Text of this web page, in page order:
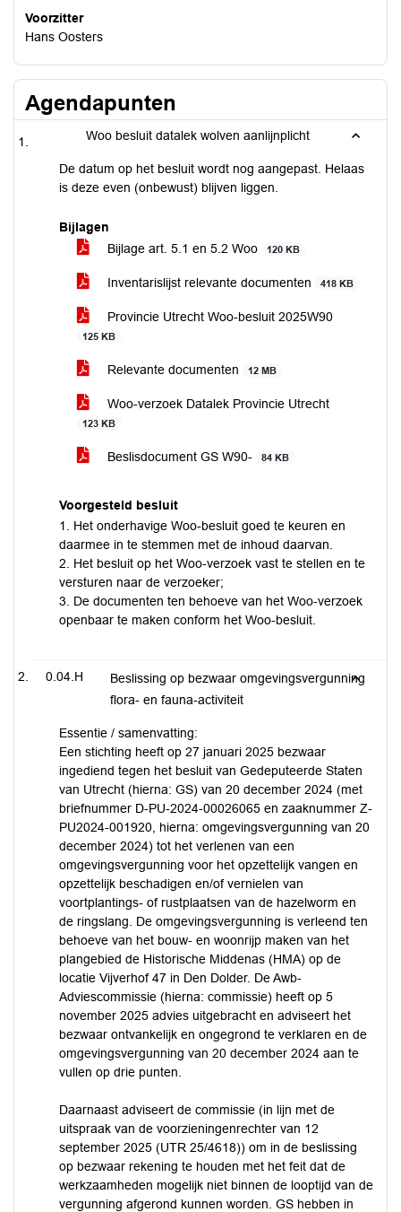
Voorzitter
Hans Oosters
Agendapunten
Woo besluit datalek wolven aanlijnplicht
De datum op het besluit wordt nog aangepast. Helaas
is deze even (onbewust) blijven liggen.
Bijlagen
Bijlage art. 5.1 en 5.2 Woo
120 KB
Inventarislijst relevante documenten 418 KB
Provincie Utrecht Woo-besluit 2025W90
125 KB
Relevante documenten 12 MB
Woo-verzoek Datalek Provincie Utrecht
123 KB
Beslisdocument GS W90- 84 KB
Voorgesteld besluit
1. Het onderhavige Woo-besluit goed te keuren en
daarmee in te stemmen met de inhoud daarvan.
2. Het besluit op het Woo-verzoek vast te stellen en te
versturen naar de verzoeker;
3. De documenten ten behoeve van het Woo-verzoek
openbaar te maken conform het Woo-besluit.
0.04.H
Beslissing op bezwaar omgevingsvergunning
flora- en fauna-activiteit
Essentie / samenvatting:
Een stichting heeft op 27 januari 2025 bezwaar
ingediend tegen het besluit van Gedeputeerde Staten
van Utrecht (hierna: GS) van 20 december 2024 (met
briefnummer D-PU-2024-00026065 en zaaknummer Z-
PU2024-001920, hierna: omgevingsvergunning van 20
december 2024) tot het verlenen van een
omgevingsvergunning voor het opzettelijk vangen en
opzettelijk beschadigen en/of vernielen van
voortplantings- of rustplaatsen van de hazelworm en
de ringslang. De omgevingsvergunning is verleend ten
behoeve van het bouw- en woonrijp maken van het
plangebied de Historische Middenas (HMA) op de
locatie Vijverhof 47 in Den Dolder. De Awb-
Adviescommissie (hierna: commissie) heeft op 5
november 2025 advies uitgebracht en adviseert het
bezwaar ontvankelijk en ongegrond te verklaren en de
omgevingsvergunning van 20 december 2024 aan te
vullen op drie punten.
Daarnaast adviseert de commissie (in lijn met de
uitspraak van de voorzieningenrechter van 12
september 2025 (UTR 25/4618)) om in de beslissing
op bezwaar rekening te houden met het feit dat de
werkzaamheden mogelijk niet binnen de looptijd van de
vergunning afgerond kunnen worden. GS hebben in